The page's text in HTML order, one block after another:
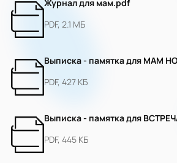
Журнал для мам.pdf
PDF, 2.1 МБ
Выписка - памятка для МАМ
PDF, 427 КБ
Выписка - памятка для
PDF, 445 КБ